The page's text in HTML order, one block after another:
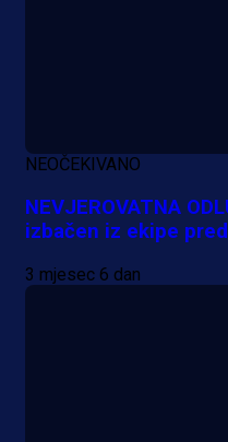
NEOČEKIVANO
NEVJEROVATNA
izbačen iz ekipe
3 mjesec 6 dan